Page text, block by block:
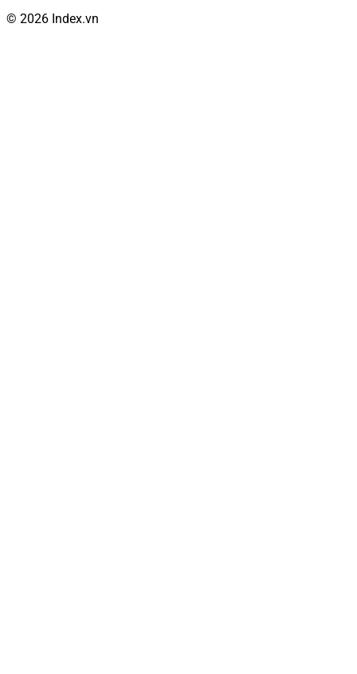
© 2026 Index.vn